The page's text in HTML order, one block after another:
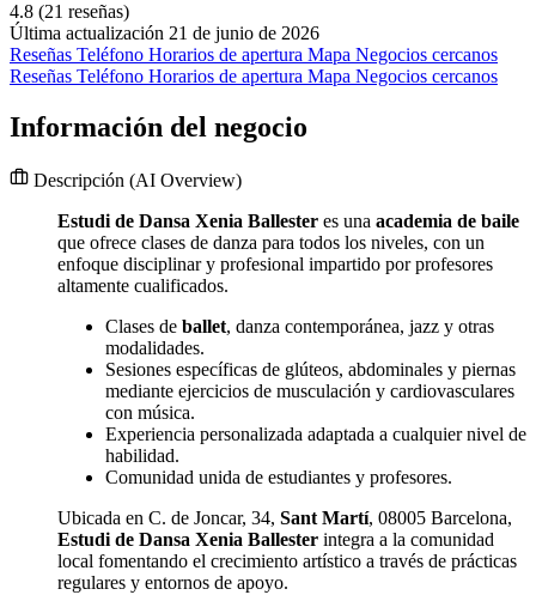
4.8 (21 reseñas)
Última actualización 21 de junio de 2026
Reseñas Teléfono Horarios de apertura Mapa Negocios cercanos
Reseñas Teléfono Horarios de apertura Mapa Negocios cercanos
Información del negocio
Descripción (AI Overview)
Estudi de Dansa Xenia Ballester es una academia de baile
que ofrece clases de danza para todos los niveles, con un
enfoque disciplinar y profesional impartido por profesores
altamente cualificados.
Clases de ballet, danza contemporánea, jazz y otras
modalidades.
Sesiones específicas de glúteos, abdominales y piernas
mediante ejercicios de musculación y cardiovasculares
con música.
Experiencia personalizada adaptada a cualquier nivel de
habilidad.
Comunidad unida de estudiantes y profesores.
Ubicada en C. de Joncar, 34, Sant Martí, 08005 Barcelona,
Estudi de Dansa Xenia Ballester integra a la comunidad
local fomentando el crecimiento artístico a través de prácticas
regulares y entornos de apoyo.